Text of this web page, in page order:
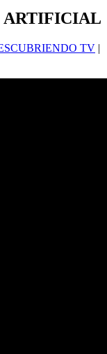
ARTIFICIAL
TV |